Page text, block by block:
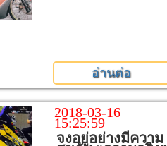
อ่านต่อ
2018-03-16
15:25:59
จงอยู่อย่างมีความ